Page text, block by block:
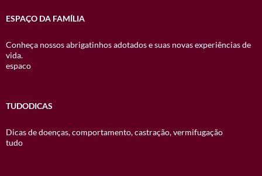
ESPAÇO DA FAMÍLIA
Conheça nossos abrigatinhos adotados e suas novas experiências de
vida.
espaco
TUDODICAS
Dicas de doenças, comportamento, castração, vermifugação
tudo